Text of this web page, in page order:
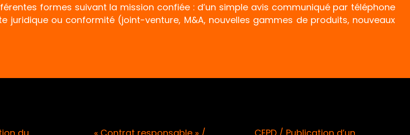
formes suivant la mission confiée : d’un simple avis communiqué par téléphone
ou conformité (joint-venture, M&A, nouvelles gammes de produits, nouveaux